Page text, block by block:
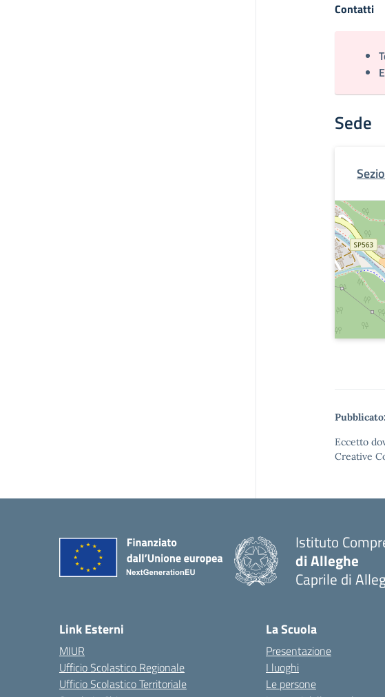
Contatti
Sede
Pubblicato:
Eccetto
Creative
Istituto
di Alleghe
Caprile di
Link Esterni
MIUR
Ufficio Scolastico Regionale
Ufficio Scolastico Territoriale
La Scuola
Presentazione
I luoghi
Le persone